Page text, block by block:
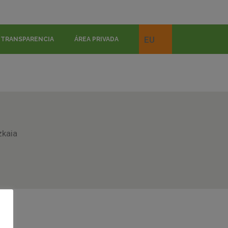
TRANSPARENCIA ÁREA PRIVADA EU